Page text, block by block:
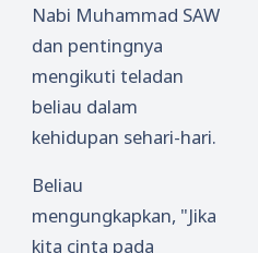
uan
Kristen
Sambas
dan
Difabel
Pengua
tan
Disiplin
ag
Nabi Muhammad SAW
dan pentingnya
mengikuti teladan
beliau dalam
kehidupan sehari-hari.
Beliau
mengungkapkan, "Jika
kita cinta pada